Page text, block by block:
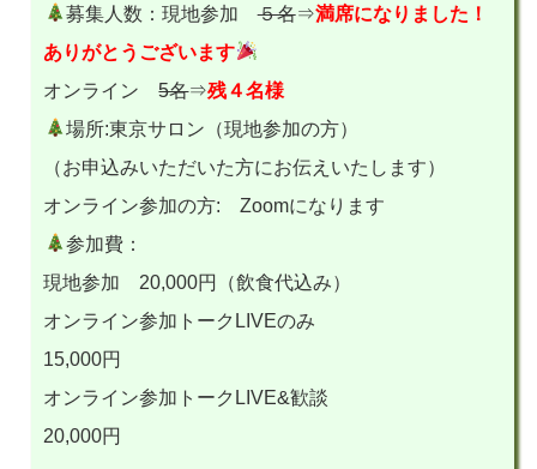
募集人数：現地参加５名⇒満席になりました！
ありがとうございます
オンライン5名⇒残４名様
場所:東京サロン（現地参加の方）
（お申込みいただいた方にお伝えいたします）
オンライン参加の方: Zoomになります
参加費：
現地参加 20,000円（飲食代込み）
オンライン参加トークLIVEのみ
15,000円
オンライン参加トークLIVE&歓談
20,000円